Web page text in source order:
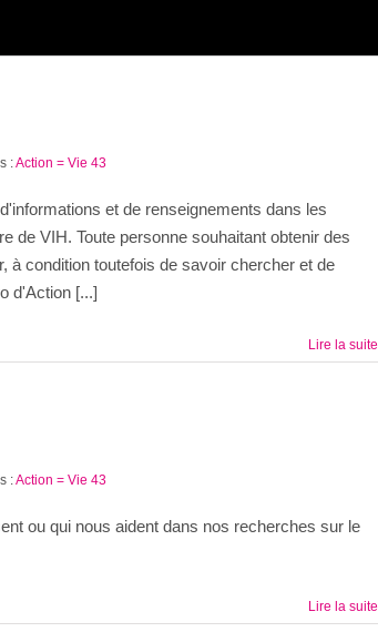
:Action = Vie 43
et de renseignements dans les
de VIH. Toute personne souhaitant obtenir des
à condition toutefois de savoir chercher et de
d'Action [...]
Lire la suite
:Action = Vie 43
ou qui nous aident dans nos recherches sur le
Lire la suite